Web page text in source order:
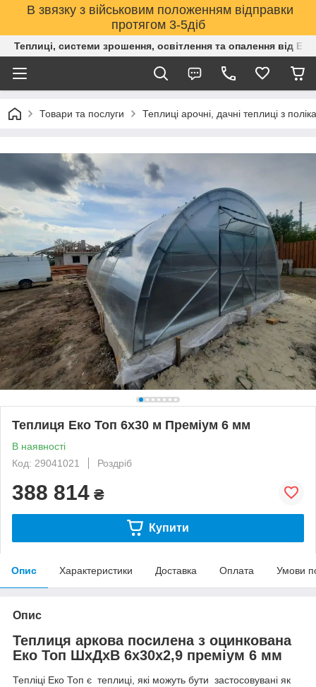
В звязку з військовим положенням відправки
протягом 3-5діб
Теплиці, системи зрошення, освітлення та опалення від
Товари та послуги Теплиці арочні, дачні теплиці з
Теплиця Еко Топ 6х30 м Преміум 6 мм
В наявності
Код: 29041021
Роздріб
388 814 ₴
Купити
Опис Характеристики Доставка Оплата Умови
Опис
Теплиця аркова посилена з оцинкована
Еко Топ ШхДхВ 6х30х2,9 преміум 6 мм
Тепліці Еко Топ є теплиці, які можуть бути застосовувані як